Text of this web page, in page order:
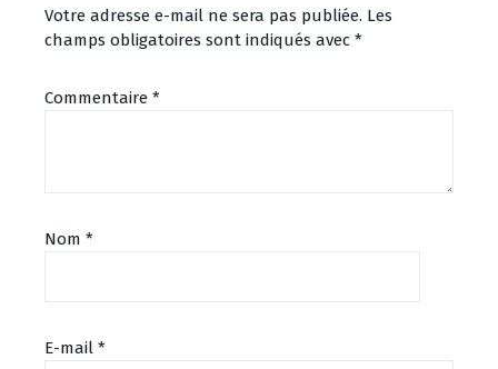
Votre adresse e-mail ne sera pas publiée. Les
champs obligatoires sont indiqués avec *
Commentaire *
Nom *
E-mail *